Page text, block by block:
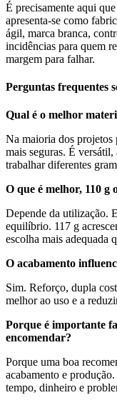
É precisamente aqui
apresenta-se como
ágil, marca branca,
incidências para quem
margem para falhar.
Perguntas frequentes
Qual é o melhor
Na maioria dos projetos
mais seguras. É
trabalhar diferentes
O que é melhor, 110 g
Depende da utilização.
equilíbrio. 117 g
escolha mais adequada
O acabamento
Sim. Reforço, dupla
melhor ao uso e a
Porque é importante
encomendar?
Porque uma boa
acabamento e
tempo, dinheiro e